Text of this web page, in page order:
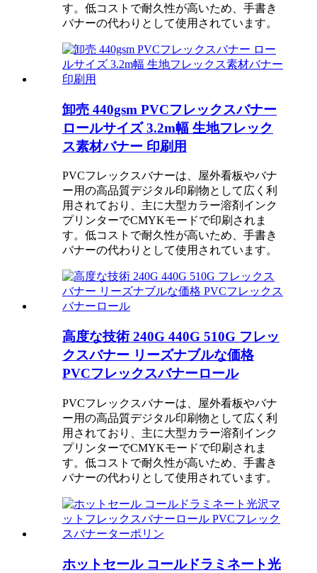
す。低コストで耐久性が高いため、手書き
バナーの代わりとして使用されています。
卸売 440gsm PVCフレックスバナー
ロールサイズ 3.2m幅 生地フレック
ス素材バナー 印刷用
PVCフレックスバナーは、屋外看板やバナ
ー用の高品質デジタル印刷物として広く利
用されており、主に大型カラー溶剤インク
プリンターでCMYKモードで印刷されま
す。低コストで耐久性が高いため、手書き
バナーの代わりとして使用されています。
高度な技術 240G 440G 510G フレッ
クスバナー リーズナブルな価格
PVCフレックスバナーロール
PVCフレックスバナーは、屋外看板やバナ
ー用の高品質デジタル印刷物として広く利
用されており、主に大型カラー溶剤インク
プリンターでCMYKモードで印刷されま
す。低コストで耐久性が高いため、手書き
バナーの代わりとして使用されています。
ホットセール コールドラミネート光